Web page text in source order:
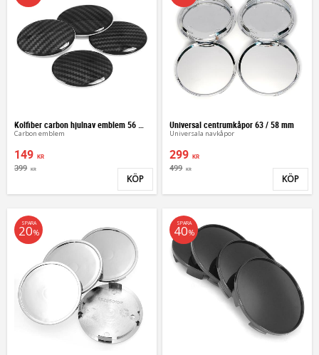
Kolfiber carbon hjulnav emblem 56 mm
Carbon emblem
149 KR
399 KR
Lägg till i favoriter
KÖP
Universal centrumkåpor 63 / 58 mm
Universala navkåpor
299 KR
499 KR
KÖP
SPARA
20%
SPARA
40%